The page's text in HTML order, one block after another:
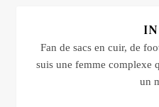
Fan de sacs en cuir, de
suis une femme complexe
un